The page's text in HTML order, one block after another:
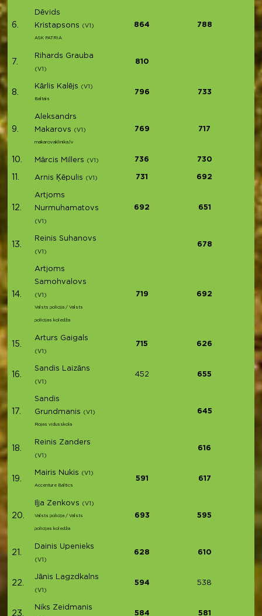
6.
Dēvids
Kristapsons
(V1)
ASK PATRIA
864 788
7.
Rihards Grauba
(V1)
810
8.
Kārlis Kalējs (V1)
Baltais
796 733
9.
Aleksandrs
Makarovs
(V1)
makarovaklinika.lv
769 717
10. Mārcis Millers (V1) 736 730
11. Arnis Ķēpulis (V1) 731 692
12.
Artjoms
Nurmuhamatovs
(V1)
692 651
13.
Reinis Suhanovs
(V1)
678
14.
Artjoms
Samohvalovs
(V1)
Valsts policija / Valsts
policijas koledža
719 692
15.
Arturs Gaigals
(V1)
715 626
16.
Sandis Laizāns
(V1)
452 655
17.
Sandis
Grundmanis
(V1)
Rojas vidusskola
645
18.
Reinis Zanders
(V1)
616
19.
Mairis Nukis (V1)
Accenture Baltics
591 617
20.
Iļja Zenkovs (V1)
Valsts policija / Valsts
policijas koledža
693 595
21.
Dainis Upenieks
(V1)
628 610
22.
Jānis Lagzdkalns
(V1)
594 538
23.
Niks Zeidmanis
584 581